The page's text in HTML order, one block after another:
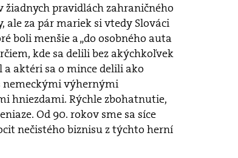
pravidlách zahraničného
za pár mariek si vtedy Slováci
boli menšie a „do osobného auta
kde sa delili bez akýchkoľvek
a aktéri sa o mince delili ako
nemeckými výhernými
hniezdami. Rýchle zbohatnutie,
Od 90. rokov sme sa síce
nečistého biznisu z týchto herní